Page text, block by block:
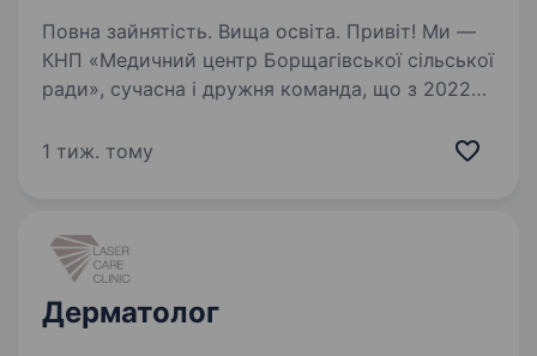
Повна зайнятість. Вища освіта. Привіт! Ми —
КНП «Медичний центр Борщагівської сільської
ради», сучасна і дружня команда, що з 2022
Петропавлівської Борщагівки та навколишніх
1 тиж. тому
Дерматолог